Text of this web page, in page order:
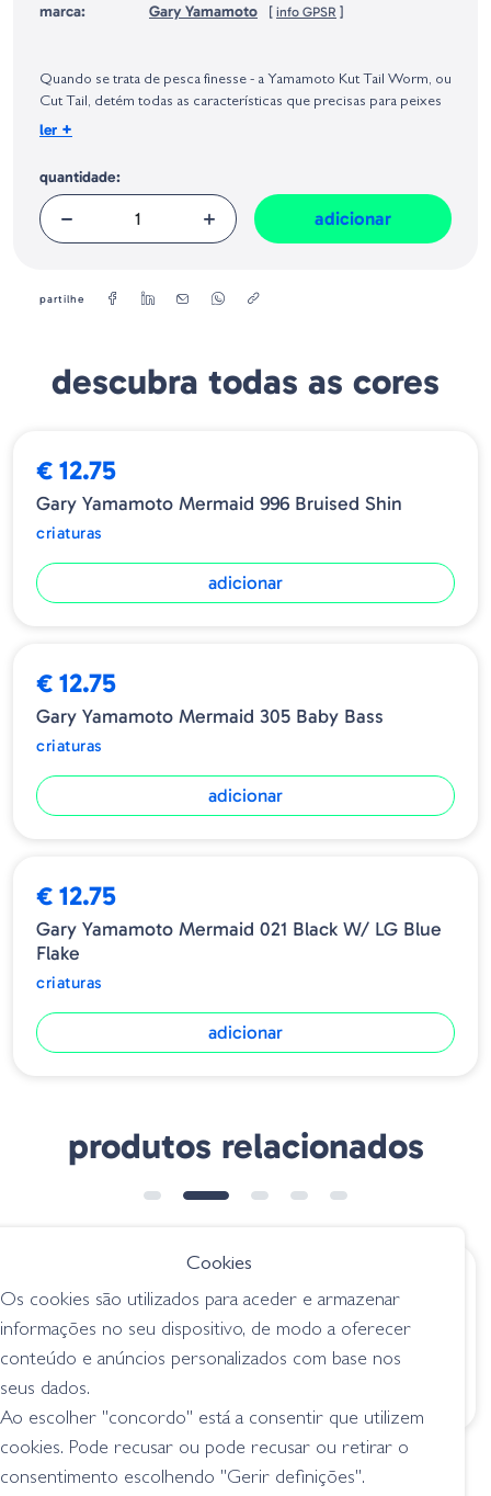
marca:
Gary Yamamoto [ info GPSR ]
Geral sobre a Segurança dos Produtos (GPSR):
Quando se trata de pesca finesse - a Yamamoto Kut Tail Worm, ou
Cut Tail, detém todas as características que precisas para peixes
suspensos e inativos. O desenho único da sua cauda produz um
ler +
quantidade:
adicionar
partilhe
descubra todas as cores
€ 12.75
Gary Yamamoto Mermaid 996 Bruised Shin
criaturas
adicionar
€ 12.75
Gary Yamamoto Mermaid 305 Baby Bass
criaturas
adicionar
€ 12.75
Gary Yamamoto Mermaid 021 Black W/ LG Blue
Flake
criaturas
adicionar
produtos relacionados
€ 8.50
Gambler Komodo -
Green Pumpkin
Zoom Brush Hog
022-013 Pumpkin
Cookies
Os cookies são utilizados para aceder e armazenar
informações no seu dispositivo, de modo a oferecer
conteúdo e anúncios personalizados com base nos
seus dados.
Ao escolher "concordo" está a consentir que utilizem
cookies. Pode recusar ou pode recusar ou retirar o
consentimento escolhendo "Gerir definições".